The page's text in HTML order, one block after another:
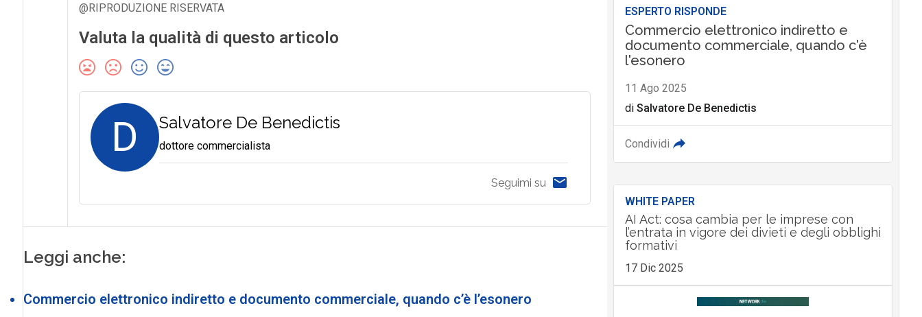
@RIPRODUZIONE RISERVATA
Valuta la qualità di questo articolo
D Salvatore De Benedictis
dottore commercialista
Seguimi su
Leggi anche:
Commercio elettronico indiretto e documento commerciale, quando c’è l’esonero
ESPERTO RISPONDE
Commercio elettronico indiretto e
documento commerciale, quando c'è
l'esonero
11 Ago 2025
di Salvatore De Benedictis
Condividi
WHITE PAPER
AI Act: cosa cambia per le imprese con
l’entrata in vigore dei divieti e degli obblighi
formativi
17 Dic 2025